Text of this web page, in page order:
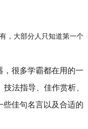
，很多学霸都在用的一
法指导、佳作赏析、
些佳句名言以及合适的